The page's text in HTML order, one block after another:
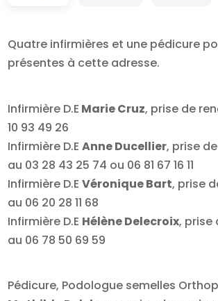
Quatre infirmières et une pédicure
présentes à cette adresse.
Infirmière D.E Marie Cruz, prise de
10 93 49 26
Infirmière D.EAnne Ducellier, prise
au 03 28 43 25 74 ou 06 81 67 16 11
Infirmière D.EVéronique Bart, prise
au 06 20 28 11 68
Infirmière D.E Hélène Delecroix, prise
au 06 78 50 69 59
Pédicure, Podologue semelles